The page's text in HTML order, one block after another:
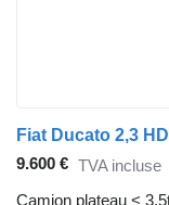
Fiat Ducato 2,3
9.600 € TVA incluse
Camion plateau <